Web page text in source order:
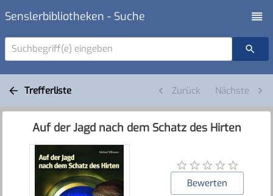
Senslerbibliotheken - Suche
Suchbegriff(e) eingeben
Trefferliste Zurück Nächste
Auf der Jagd nach dem Schatz des Hirten
Bewerten